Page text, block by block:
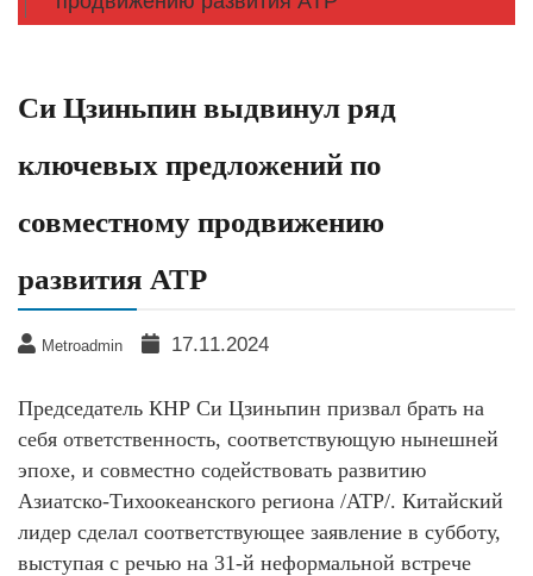
Си Цзиньпин выдвинул ряд
ключевых предложений по
совместному продвижению
развития АТР
Metroadmin 17.11.2024
Председатель КНР Си Цзиньпин призвал брать на
себя ответственность, соответствующую нынешней
эпохе, и совместно содействовать развитию
Азиатско-Тихоокеанского региона /АТР/. Китайский
лидер сделал соответствующее заявление в субботу,
выступая с речью на 31-й неформальной встрече